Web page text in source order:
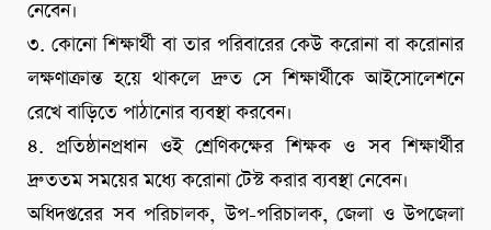
নেবেন।
৩. কোনো শিক্ষার্থী বা তার পরিবারের কেউ করোনা বা করোনার
লক্ষণাক্রান্ত হয়ে থাকলে দ্রুত সে শিক্ষার্থীকে আইসোলেশনে
রেখে বাড়িতে পাঠানোর ব্যবস্থা করবেন।
৪. প্রতিষ্ঠানপ্রধান ওই শ্রেণিকক্ষের শিক্ষক ও সব শিক্ষার্থীর
দ্রুততম সময়ের মধ্যে করোনা টেস্ট করার ব্যবস্থা নেবেন।
অধিদপ্তরের সব পরিচালক, উপ-পরিচালক, জেলা ও উপজেলা